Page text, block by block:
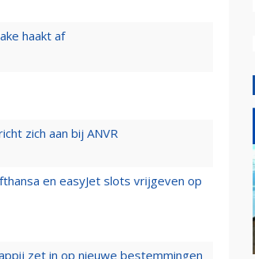
haakt af
zich aan bij ANVR
en easyJet slots vrijgeven op
zet in op nieuwe bestemmingen